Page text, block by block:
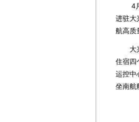
4月
进驻大
航高质
大兴
住宿四
运控中
坐南航